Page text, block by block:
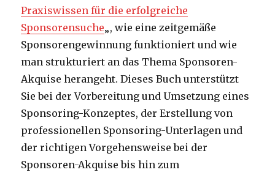
Praxiswissen für die erfolgreiche
Sponsorensuche„, wie eine zeitgemäße
Sponsorengewinnung funktioniert und wie
man strukturiert an das Thema Sponsoren-
Akquise herangeht. Dieses Buch unterstützt
Sie bei der Vorbereitung und Umsetzung eines
Sponsoring-Konzeptes, der Erstellung von
professionellen Sponsoring-Unterlagen und
der richtigen Vorgehensweise bei der
Sponsoren-Akquise bis hin zum